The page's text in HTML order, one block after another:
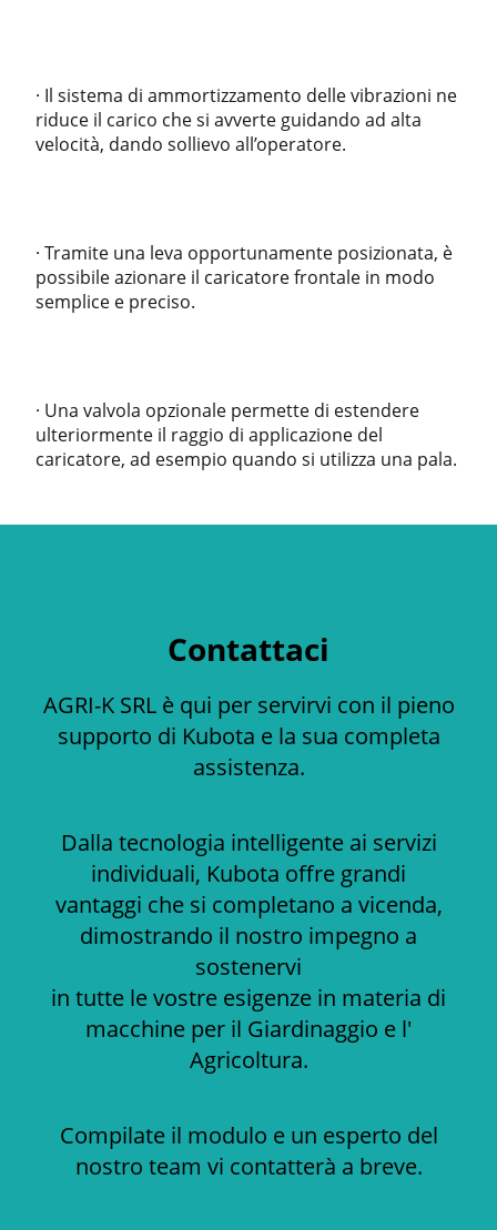
· Il sistema di ammortizzamento delle vibrazioni ne
riduce il carico che si avverte guidando ad alta
velocità, dando sollievo all’operatore.
· Tramite una leva opportunamente posizionata, è
possibile azionare il caricatore frontale in modo
semplice e preciso.
· Una valvola opzionale permette di estendere
ulteriormente il raggio di applicazione del
caricatore, ad esempio quando si utilizza una pala.
Contattaci
AGRI-K SRL è qui per servirvi con il pieno
supporto di Kubota e la sua completa
assistenza.
Dalla tecnologia intelligente ai servizi
individuali, Kubota offre grandi
vantaggi che si completano a vicenda,
dimostrando il nostro impegno a
sostenervi
in tutte le vostre esigenze in materia di
macchine per il Giardinaggio e l'
Agricoltura.
Compilate il modulo e un esperto del
nostro team vi contatterà a breve.